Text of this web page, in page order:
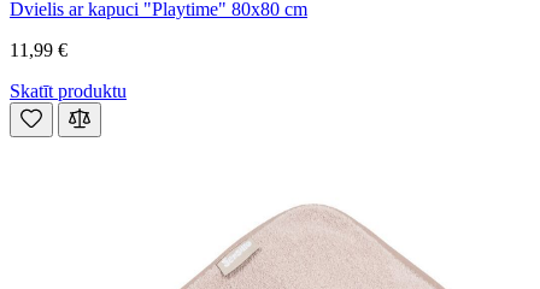
Dvielis ar kapuci "Playtime" 80x80 cm
11,99 €
Skatīt produktu